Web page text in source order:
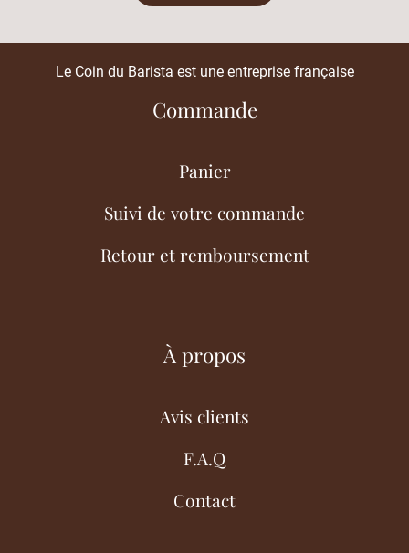
Le Coin du Barista est une entreprise française
Commande
Panier
Suivi de votre commande
Retour et remboursement
À propos
Avis clients
F.A.Q
Contact